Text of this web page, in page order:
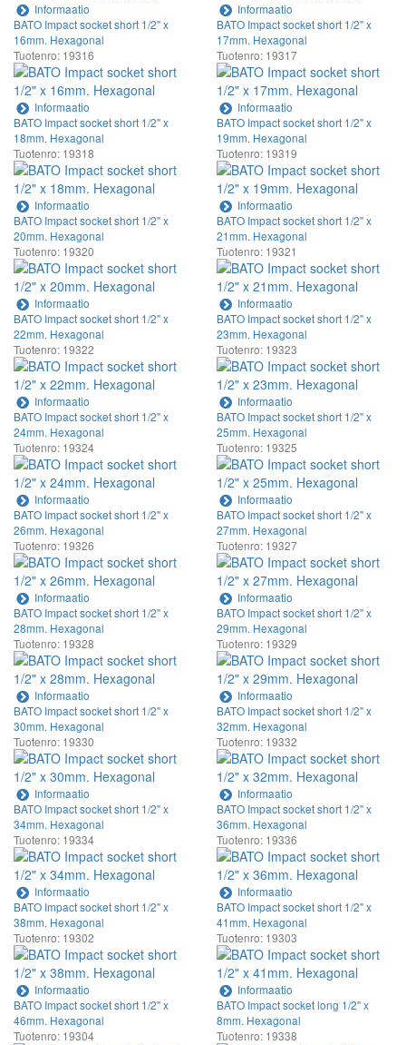
Informaatio
Informaatio
BATO Impact socket short 1/2" x
16mm. Hexagonal
Tuotenro: 19316
Informaatio
BATO Impact socket short 1/2" x
17mm. Hexagonal
Tuotenro: 19317
Informaatio
BATO Impact socket short 1/2" x
18mm. Hexagonal
Tuotenro: 19318
Informaatio
BATO Impact socket short 1/2" x
19mm. Hexagonal
Tuotenro: 19319
Informaatio
BATO Impact socket short 1/2" x
20mm. Hexagonal
Tuotenro: 19320
Informaatio
BATO Impact socket short 1/2" x
21mm. Hexagonal
Tuotenro: 19321
Informaatio
BATO Impact socket short 1/2" x
22mm. Hexagonal
Tuotenro: 19322
Informaatio
BATO Impact socket short 1/2" x
23mm. Hexagonal
Tuotenro: 19323
Informaatio
BATO Impact socket short 1/2" x
24mm. Hexagonal
Tuotenro: 19324
Informaatio
BATO Impact socket short 1/2" x
25mm. Hexagonal
Tuotenro: 19325
Informaatio
BATO Impact socket short 1/2" x
26mm. Hexagonal
Tuotenro: 19326
Informaatio
BATO Impact socket short 1/2" x
27mm. Hexagonal
Tuotenro: 19327
Informaatio
BATO Impact socket short 1/2" x
28mm. Hexagonal
Tuotenro: 19328
Informaatio
BATO Impact socket short 1/2" x
29mm. Hexagonal
Tuotenro: 19329
Informaatio
BATO Impact socket short 1/2" x
30mm. Hexagonal
Tuotenro: 19330
Informaatio
BATO Impact socket short 1/2" x
32mm. Hexagonal
Tuotenro: 19332
Informaatio
BATO Impact socket short 1/2" x
34mm. Hexagonal
Tuotenro: 19334
Informaatio
BATO Impact socket short 1/2" x
36mm. Hexagonal
Tuotenro: 19336
Informaatio
BATO Impact socket short 1/2" x
38mm. Hexagonal
Tuotenro: 19302
Informaatio
BATO Impact socket short 1/2" x
41mm. Hexagonal
Tuotenro: 19303
Informaatio
BATO Impact socket short 1/2" x
46mm. Hexagonal
Tuotenro: 19304
BATO Impact socket long 1/2" x
8mm. Hexagonal
Tuotenro: 19338